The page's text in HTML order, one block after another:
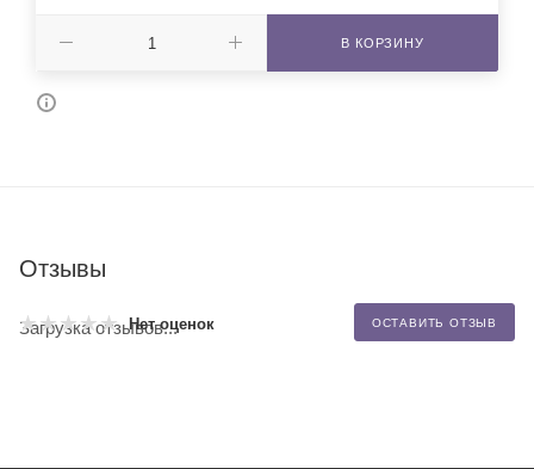
В КОРЗИНУ
Отзывы
Нет оценок ОСТАВИТЬ ОТЗЫВ
Загрузка отзывов...